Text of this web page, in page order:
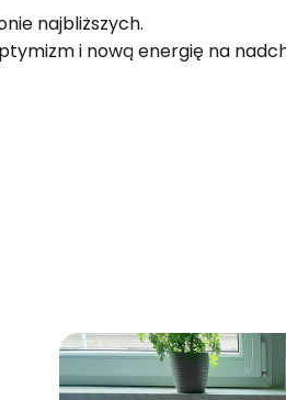
naj­bliż­szych.
i nową ener­gię na